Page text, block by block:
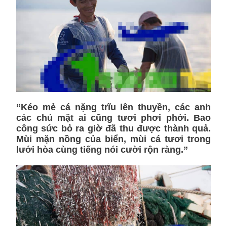
“Kéo mẻ cá nặng trĩu lên thuyền, các anh
các chú mặt ai cũng tươi phơi phới. Bao
công sức bỏ ra giờ đã thu được thành quả.
Mùi mặn nồng của biển, mùi cá tươi trong
lưới hòa cùng tiếng nói cười rộn ràng.”